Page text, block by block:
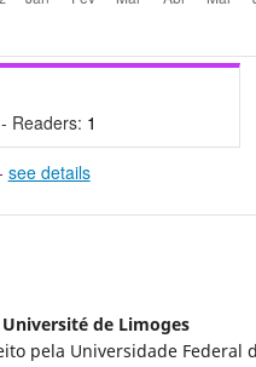
Readers: 1
see details
Université de Limoges
pela Universidade Federal